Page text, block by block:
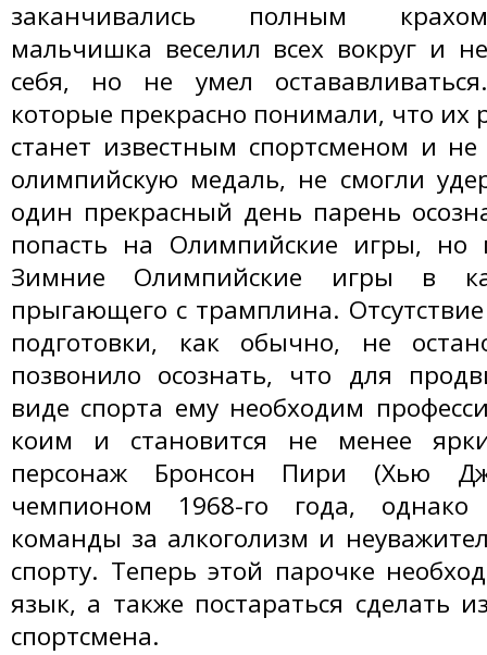
заканчивались полным
мальчишка веселил всех вокруг и
себя, но не умел
которые прекрасно понимали, что их
станет известным спортсменом и
олимпийскую медаль, не смогли
один прекрасный день парень
попасть на Олимпийские игры, но
Зимние Олимпийские игры в
прыгающего с трамплина.
подготовки, как обычно, не
позвонило осознать, что для
виде спорта ему необходим
коим и становится не менее
персонаж Бронсон Пири (Хью
чемпионом 1968-го года,
команды за алкоголизм и
спорту. Теперь этой парочке
язык, а также постараться сделать
спортсмена.